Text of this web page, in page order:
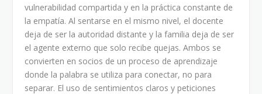
vulnerabilidad compartida y en la práctica constante de
la empatía. Al sentarse en el mismo nivel, el docente
deja de ser la autoridad distante y la familia deja de ser
el agente externo que solo recibe quejas. Ambos se
convierten en socios de un proceso de aprendizaje
donde la palabra se utiliza para conectar, no para
separar. El uso de sentimientos claros y peticiones